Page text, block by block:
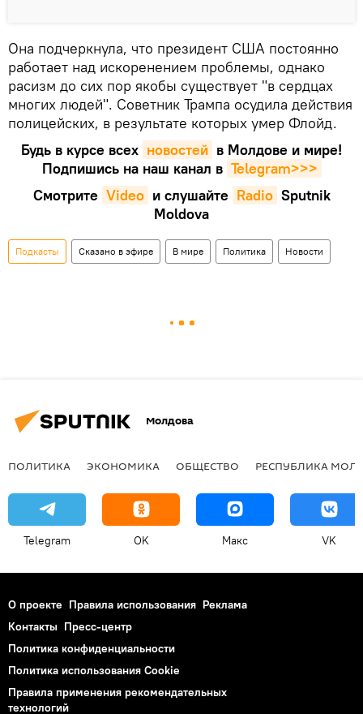
Она подчеркнула, что президент США постоянно
работает над искоренением проблемы, однако
расизм до сих пор якобы существует "в сердцах
многих людей". Советник Трампа осудила действия
полицейских, в результате которых умер Флойд.
Будь в курсе всех новостей в Молдове и мире!
Подпишись на наш канал в Telegram>>>
Смотрите Video и слушайте Radio Sputnik
Moldova
Подкасты Сказано в эфире В мире Политика Новости
Молдова
ПОЛИТИКА ЭКОНОМИКА ОБЩЕСТВО РЕСПУБЛИКА
Telegram OK Макс VK
О проекте Правила использования Реклама
Контакты Пресс-центр
Политика конфиденциальности
Политика использования Cookie
Правила применения рекомендательных
технологий